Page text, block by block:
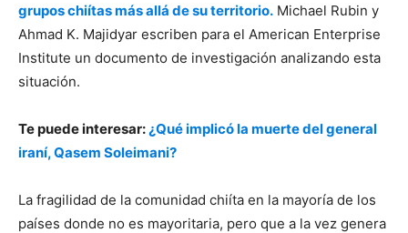
grupos chiítas más allá de su territorio. Michael Rubin y
Ahmad K. Majidyar escriben para el American Enterprise
Institute un documento de investigación analizando esta
situación.
Te puede interesar: ¿Qué implicó la muerte del general
iraní, Qasem Soleimani?
La fragilidad de la comunidad chiíta en la mayoría de los
países donde no es mayoritaria, pero que a la vez genera